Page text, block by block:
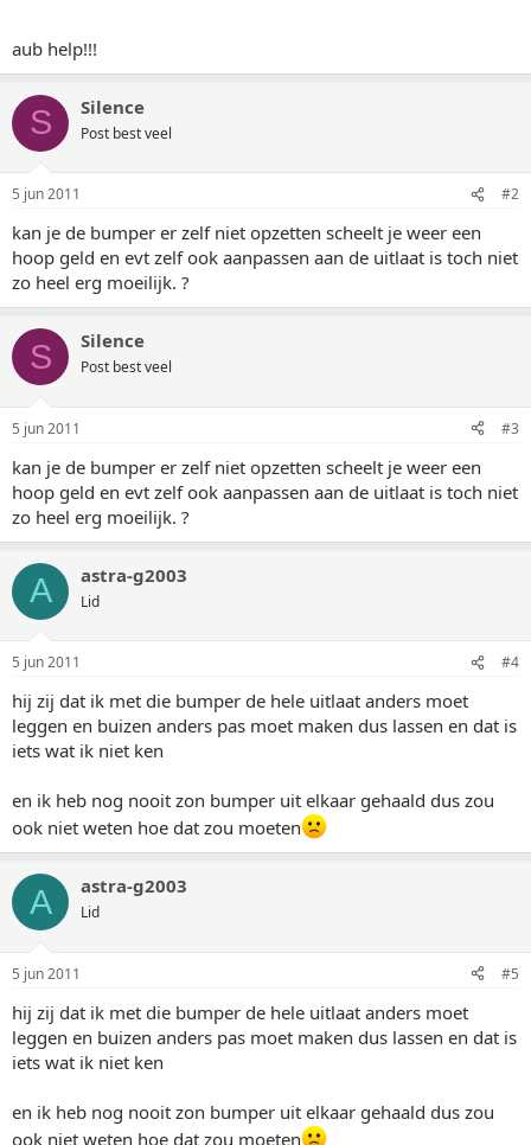
aub help!!!
S Silence
Post best veel
5 jun 2011 #2
kan je de bumper er zelf niet opzetten scheelt je weer een
hoop geld en evt zelf ook aanpassen aan de uitlaat is toch niet
zo heel erg moeilijk. ?
S Silence
Post best veel
5 jun 2011 #3
kan je de bumper er zelf niet opzetten scheelt je weer een
hoop geld en evt zelf ook aanpassen aan de uitlaat is toch niet
zo heel erg moeilijk. ?
A astra-g2003
Lid
5 jun 2011 #4
hij zij dat ik met die bumper de hele uitlaat anders moet
leggen en buizen anders pas moet maken dus lassen en dat is
iets wat ik niet ken
en ik heb nog nooit zon bumper uit elkaar gehaald dus zou
ook niet weten hoe dat zou moeten
A astra-g2003
Lid
5 jun 2011 #5
hij zij dat ik met die bumper de hele uitlaat anders moet
leggen en buizen anders pas moet maken dus lassen en dat is
iets wat ik niet ken
en ik heb nog nooit zon bumper uit elkaar gehaald dus zou
ook niet weten hoe dat zou moeten